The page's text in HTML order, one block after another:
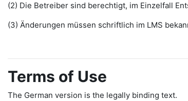
(2) Die Betreiber sind berechtigt, im Einzelfall
(3) Änderungen müssen schriftlich im LMS
Terms of Use
The German version is the legally binding text.